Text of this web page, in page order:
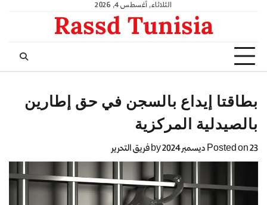
الثلاثاء, أغسطس 4, 2026
Rassd Tunisia
بطاقتا إيداع بالسجن في حق إطارين
بالصيدلية المركزية
Posted on23 ديسمبر 2024 فريق التحرير